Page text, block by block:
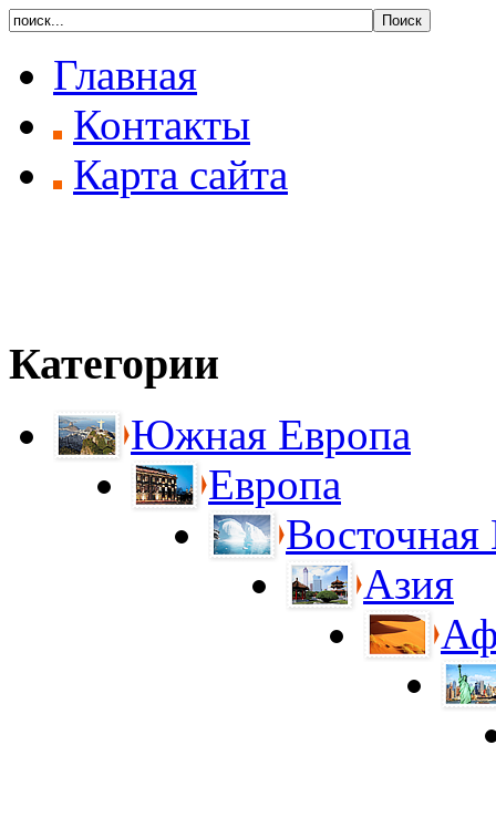
Главная
Контакты
Карта сайта
Категории
Южная Европа
Европа
Восточная
Азия